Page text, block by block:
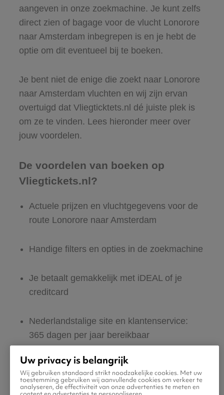
aangeven in onze zoekmachine. Je kunt zelfs
direct zien of bagage voor de vlucht Lonorore
naar Amsterdam inbegrepen is en je hebt de
optie om dit eventueel bij te boeken.
Je bent niet de enige die zoekt naar Lonorore
naar Amsterdam vluchten en wij zijn ervan
overtuigd dat Vliegticktets.nl dé juiste plek is
om ze te vinden. Lees hieronder meer over
jouw voordelen.
De voordelen van boeken op
Vliegtickets.nl?
Actuele prijzen en vluchtgegevens voor de
route Lonorore naar Amsterdam
Handige filters en opties in de zoekmachine
Je betaalt gemakkelijk met iDEAL of je
creditcard
Nederlandstalige site en klantenservice:
365 dagen per jaar bereikbaar
Zeker van veilig boeken en betalen
Boek ook direct een hotel of huurauto voor
Uw privacy is belangrijk
Wij gebruiken standaard strikt noodzakelijke cookies. Met uw
toestemming gebruiken wij aanvullende cookies om verkeer te
analyseren, de effectiviteit van onze advertenties te meten en